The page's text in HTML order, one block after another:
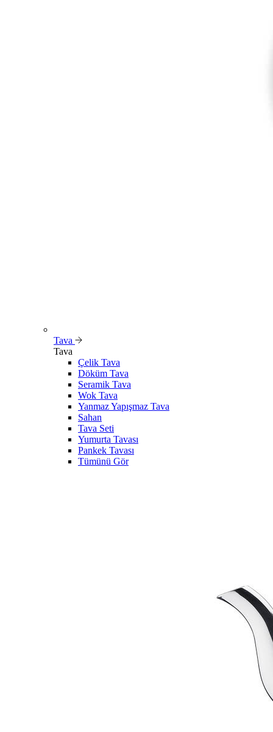
Tava
Tava
Çelik Tava
Döküm Tava
Seramik Tava
Wok Tava
Yanmaz Yapışmaz Tava
Sahan
Tava Seti
Yumurta Tavası
Pankek Tavası
Tümünü Gör